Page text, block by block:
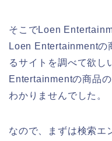
そこでLoen
Loen Entertainmentの
るサイトを調べて欲し
Entertainmentの商品
わかりませんでした。
なので、まずは検索エ